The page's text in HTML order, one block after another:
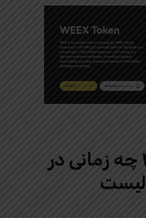
ارزدیجیتال WXT چه زمانی در
صرافی LBank لیست